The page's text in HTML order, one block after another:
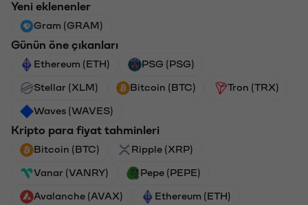
Yeni eklenenler
Gram (GRAM)
Günün öne çıkanları
Ethereum (ETH) PSG (PSG)
Stellar (XLM) Bitcoin (BTC) Tron (TRX)
Waves (WAVES)
Kripto para fiyat tahminleri
Bitcoin (BTC) Ripple (XRP)
Vanar (VANRY) Pepe (PEPE)
Avalanche (AVAX) Ethereum (ETH)